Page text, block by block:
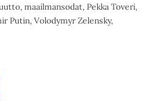
, maailmansodat, Pekka Toveri,
Putin, Volodymyr Zelensky,